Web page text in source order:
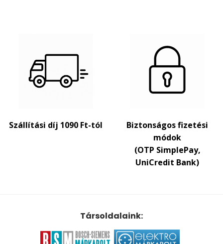
Szállítási díj 1090 Ft-tól
Biztonságos fizetési
módok
(OTP SimplePay,
UniCredit Bank)
Társoldalaink: